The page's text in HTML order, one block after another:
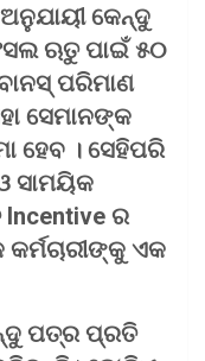
କେନ୍ଦୁ
ଋତୁ ପାଇଁ ୫୦
ପରିମାଣ
ସେମାନଙ୍କ
ହେବ । ସେହିପରି
ସାମୟିକ
ର
ଏକ
ପତ୍ର ପ୍ରତି